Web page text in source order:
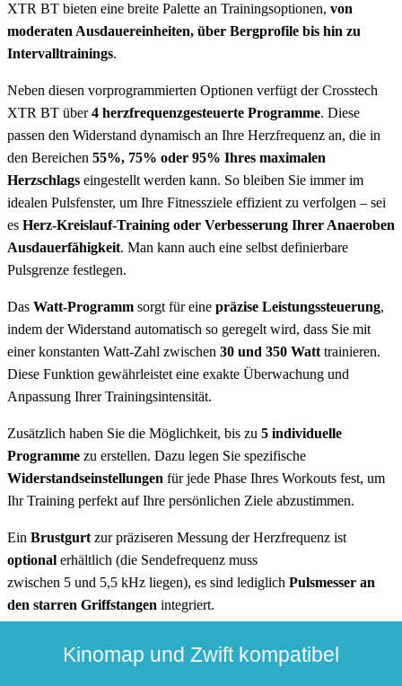
XTR BT bieten eine breite Palette an Trainingsoptionen, von
moderaten Ausdauereinheiten, über Bergprofile bis hin zu
Intervalltrainings.
Neben diesen vorprogrammierten Optionen verfügt der Crosstech
XTR BT über4 herzfrequenzgesteuerte Programme. Diese
passen den Widerstand dynamisch an Ihre Herzfrequenz an, die in
den Bereichen 55%, 75% oder 95% Ihres maximalen
Herzschlags eingestellt werden kann. So bleiben Sie immer im
idealen Pulsfenster, um Ihre Fitnessziele effizient zu verfolgen – sei
es Herz-Kreislauf-Training oder Verbesserung Ihrer Anaeroben
Ausdauerfähigkeit. Man kann auch eine selbst definierbare
Pulsgrenze festlegen.
Das Watt-Programm sorgt für eine präzise Leistungssteuerung,
indem der Widerstand automatisch so geregelt wird, dass Sie mit
einer konstanten Watt-Zahl zwischen 30 und 350 Watt trainieren.
Diese Funktion gewährleistet eine exakte Überwachung und
Anpassung Ihrer Trainingsintensität.
Zusätzlich haben Sie die Möglichkeit, bis zu 5 individuelle
Programme zu erstellen. Dazu legen Sie spezifische
Widerstandseinstellungen für jede Phase Ihres Workouts fest, um
Ihr Training perfekt auf Ihre persönlichen Ziele abzustimmen.
Ein Brustgurt zur präziseren Messung der Herzfrequenz ist
optional erhältlich (die Sendefrequenz muss
zwischen 5 und 5,5 kHz liegen), es sind lediglich Pulsmesser an
den starren Griffstangen integriert.
Kinomap und Zwift kompatibel